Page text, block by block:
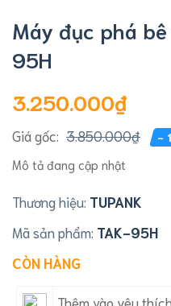
Máy đục phá
95H
3.250.000₫
Giá gốc: 3.850.000₫ -
Mô tả đang cập nhật
Thương hiệu: TUPANK
Mã sản phẩm: TAK-95H
CÒN HÀNG
Thêm vào yêu thích